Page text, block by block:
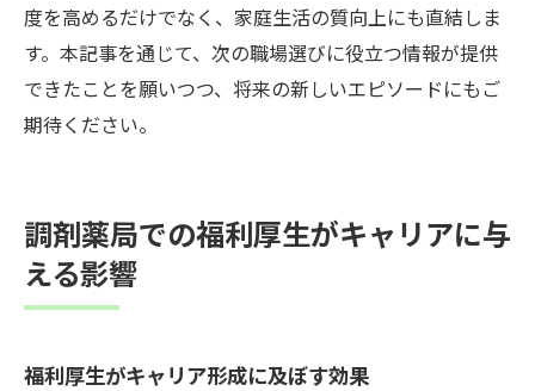
度を高めるだけでなく、家庭生活の質向上にも直結しま
す。本記事を通じて、次の職場選びに役立つ情報が提供
できたことを願いつつ、将来の新しいエピソードにもご
期待ください。
調剤薬局での福利厚生がキャリアに与
える影響
福利厚生がキャリア形成に及ぼす効果